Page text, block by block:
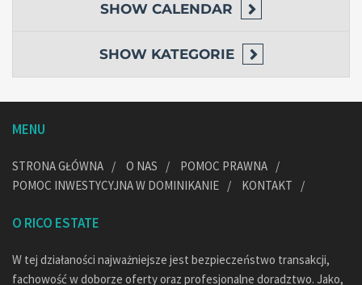
SHOW CALENDAR
SHOW KATEGORIE
MENU
STRONA GŁÓWNA O NAS
POMOC PRAWNA
POMOC INWESTYCYJNA W DOMINIKANIE
KONTAKT
O RICO ESTATE
W tej działaności najważniejsze jest bezpieczeństwo transakcji,
fachowość w doborze oferty oraz profesjonalne doradztwo. Jako,